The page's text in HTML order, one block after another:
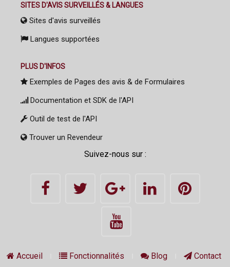
SITES D'AVIS SURVEILLÉS & LANGUES
Sites d'avis surveillés
Langues supportées
PLUS D'INFOS
Exemples de Pages des avis & de Formulaires
Documentation et SDK de l'API
Outil de test de l'API
Trouver un Revendeur
Suivez-nous sur :
Accueil Fonctionnalités Blog Contact